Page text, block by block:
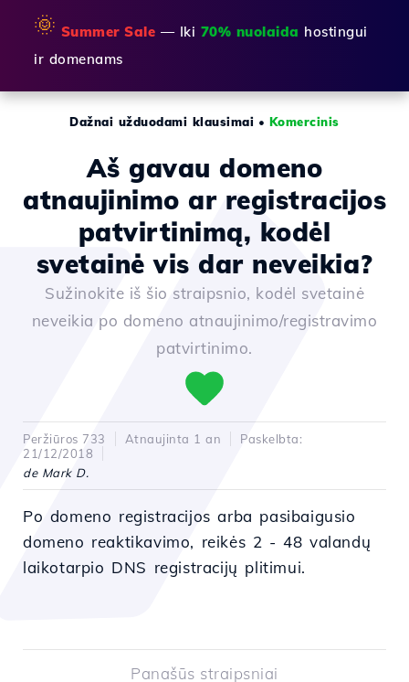
🌞 Summer Sale — Iki 70% nuolaida hostingui
ir domenams
Dažnai užduodami klausimai • Komercinis
Aš gavau domeno
atnaujinimo ar registracijos
patvirtinimą, kodėl
svetainė vis dar neveikia?
Sužinokite iš šio straipsnio, kodėl svetainė
neveikia po domeno atnaujinimo/registravimo
patvirtinimo.
Peržiūros 733 Atnaujinta 1 an
Paskelbta:
21/12/2018
de Mark D.
Po domeno registracijos arba pasibaigusio
domeno reaktikavimo, reikės 2 - 48 valandų
laikotarpio DNS registracijų plitimui.
Panašūs straipsniai